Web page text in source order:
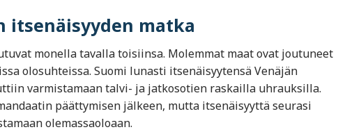
itsenäisyyden matka
monella tavalla toisiinsa. Molemmat maat ovat joutuneet
olosuhteissa. Suomi lunasti itsenäisyytensä Venäjän
varmistamaan talvi- ja jatkosotien raskailla uhrauksilla.
päättymisen jälkeen, mutta itsenäisyyttä seurasi
olemassaoloaan.